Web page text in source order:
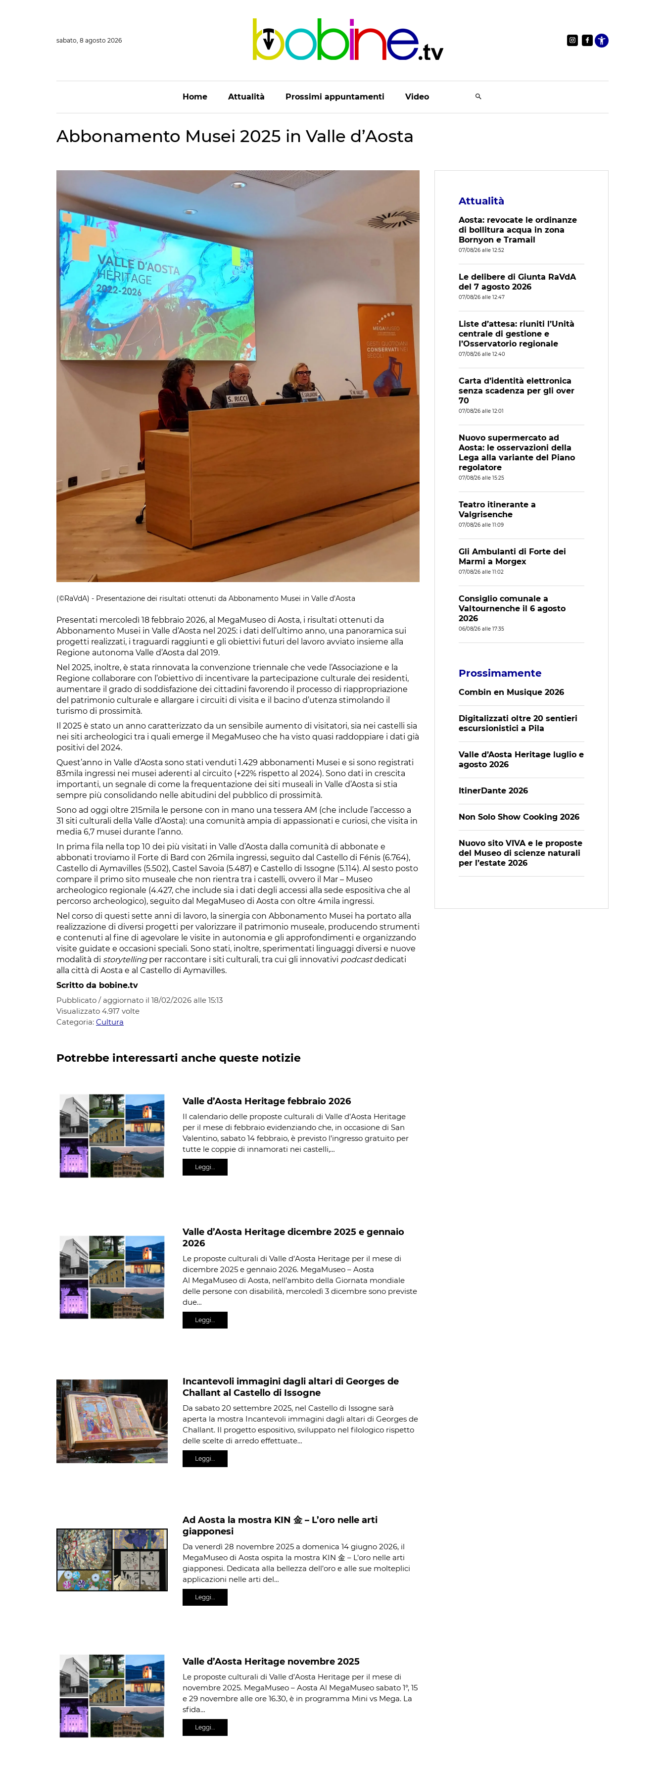
sabato, 8 agosto 2026 Apri le
Home Attualità Prossimi appuntamenti Video
Abbonamento Musei 2025 in Valle d’Aosta
(©RaVdA) - Presentazione dei risultati ottenuti da Abbonamento Musei in Valle d’Aosta
Presentati mercoledì 18 febbraio 2026, al MegaMuseo di Aosta, i risultati ottenuti da
Abbonamento Musei in Valle d’Aosta nel 2025: i dati dell’ultimo anno, una panoramica sui
progetti realizzati, i traguardi raggiunti e gli obiettivi futuri del lavoro avviato insieme alla
Regione autonoma Valle d’Aosta dal 2019.
Nel 2025, inoltre, è stata rinnovata la convenzione triennale che vede l’Associazione e la
Regione collaborare con l’obiettivo di incentivare la partecipazione culturale dei residenti,
aumentare il grado di soddisfazione dei cittadini favorendo il processo di riappropriazione
del patrimonio culturale e allargare i circuiti di visita e il bacino d’utenza stimolando il
turismo di prossimità.
Il 2025 è stato un anno caratterizzato da un sensibile aumento di visitatori, sia nei castelli sia
nei siti archeologici tra i quali emerge il MegaMuseo che ha visto quasi raddoppiare i dati già
positivi del 2024.
Quest’anno in Valle d’Aosta sono stati venduti 1.429 abbonamenti Musei e si sono registrati
83mila ingressi nei musei aderenti al circuito (+22% rispetto al 2024). Sono dati in crescita
importanti, un segnale di come la frequentazione dei siti museali in Valle d’Aosta si stia
sempre più consolidando nelle abitudini del pubblico di prossimità.
Sono ad oggi oltre 215mila le persone con in mano una tessera AM (che include l’accesso a
31 siti culturali della Valle d’Aosta): una comunità ampia di appassionati e curiosi, che visita in
media 6,7 musei durante l’anno.
In prima fila nella top 10 dei più visitati in Valle d’Aosta dalla comunità di abbonate e
abbonati troviamo il Forte di Bard con 26mila ingressi, seguito dal Castello di Fénis (6.764),
Castello di Aymavilles (5.502), Castel Savoia (5.487) e Castello di Issogne (5.114). Al sesto posto
compare il primo sito museale che non rientra tra i castelli, ovvero il Mar – Museo
archeologico regionale (4.427, che include sia i dati degli accessi alla sede espositiva che al
percorso archeologico), seguito dal MegaMuseo di Aosta con oltre 4mila ingressi.
Nel corso di questi sette anni di lavoro, la sinergia con Abbonamento Musei ha portato alla
realizzazione di diversi progetti per valorizzare il patrimonio museale, producendo strumenti
e contenuti al fine di agevolare le visite in autonomia e gli approfondimenti e organizzando
visite guidate e occasioni speciali. Sono stati, inoltre, sperimentati linguaggi diversi e nuove
modalità di storytellingper raccontare i siti culturali, tra cui gli innovativi podcastdedicati
alla città di Aosta e al Castello di Aymavilles.
Scritto da bobine.tv
Pubblicato / aggiornato il 18/02/2026 alle 15:13
Visualizzato 4.917 volte
Categoria: Cultura
Potrebbe interessarti anche queste notizie
Valle d’Aosta Heritage febbraio 2026
Il calendario delle proposte culturali di Valle d’Aosta Heritage
per il mese di febbraio evidenziando che, in occasione di San
Valentino, sabato 14 febbraio, è previsto l’ingresso gratuito per
tutte le coppie di innamorati nei castelli,…
Leggi…
Valle d’Aosta Heritage dicembre 2025 e gennaio
2026
Le proposte culturali di Valle d’Aosta Heritage per il mese di
dicembre 2025 e gennaio 2026. MegaMuseo – Aosta
Al MegaMuseo di Aosta, nell’ambito della Giornata mondiale
delle persone con disabilità, mercoledì 3 dicembre sono previste
due…
Leggi…
Incantevoli immagini dagli altari di Georges de
Challant al Castello di Issogne
Da sabato 20 settembre 2025, nel Castello di Issogne sarà
aperta la mostra Incantevoli immagini dagli altari di Georges de
Challant. Il progetto espositivo, sviluppato nel filologico rispetto
delle scelte di arredo effettuate…
Leggi…
Ad Aosta la mostra KIN 金 – L’oro nelle arti
giapponesi
Da venerdì 28 novembre 2025 a domenica 14 giugno 2026, il
MegaMuseo di Aosta ospita la mostra KIN 金 – L’oro nelle arti
giapponesi. Dedicata alla bellezza dell’oro e alle sue molteplici
applicazioni nelle arti del…
Leggi…
Valle d’Aosta Heritage novembre 2025
Le proposte culturali di Valle d’Aosta Heritage per il mese di
novembre 2025. MegaMuseo – Aosta Al MegaMuseo sabato 1°, 15
e 29 novembre alle ore 16.30, è in programma Mini vs Mega. La
sfida…
Leggi…
Attualità
Aosta: revocate le ordinanze
di bollitura acqua in zona
Bornyon e Tramail
07/08/26 alle 12:52
Le delibere di Giunta RaVdA
del 7 agosto 2026
07/08/26 alle 12:47
Liste d’attesa: riuniti l’Unità
centrale di gestione e
l’Osservatorio regionale
07/08/26 alle 12:40
Carta d’identità elettronica
senza scadenza per gli over
70
07/08/26 alle 12:01
Nuovo supermercato ad
Aosta: le osservazioni della
Lega alla variante del Piano
regolatore
07/08/26 alle 15:25
Teatro itinerante a
Valgrisenche
07/08/26 alle 11:09
Gli Ambulanti di Forte dei
Marmi a Morgex
07/08/26 alle 11:02
Consiglio comunale a
Valtournenche il 6 agosto
2026
06/08/26 alle 17:35
Prossimamente
Combin en Musique 2026
Digitalizzati oltre 20 sentieri
escursionistici a Pila
Valle d’Aosta Heritage luglio e
agosto 2026
ItinerDante 2026
Non Solo Show Cooking 2026
Nuovo sito VIVA e le proposte
del Museo di scienze naturali
per l’estate 2026